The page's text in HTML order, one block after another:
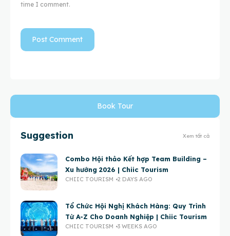
time I comment.
Book Tour
Suggestion Xem tất cả
Combo Hội thảo Kết hợp Team Building –
Xu hướng 2026 | Chiic Tourism
CHIIC TOURISM 2 DAYS AGO
Tổ Chức Hội Nghị Khách Hàng: Quy Trình
Từ A-Z Cho Doanh Nghiệp | Chiic Tourism
CHIIC TOURISM 3 WEEKS AGO